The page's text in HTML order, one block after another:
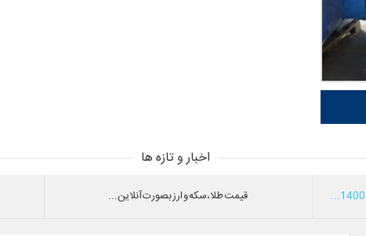
اخبار و تازه ها
قیمت طلا،سکه و ارز بصورت آنلاین...